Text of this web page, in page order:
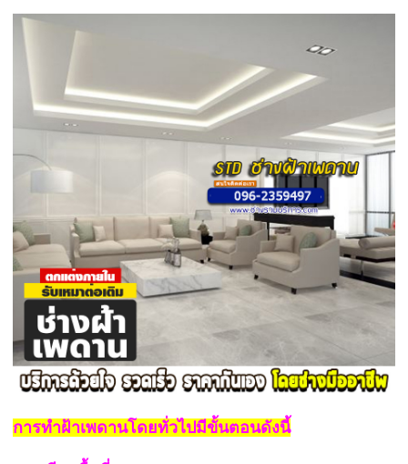
การทำฝ้าเพดานโดยทั่วไปมีขั้นตอนดังนี้